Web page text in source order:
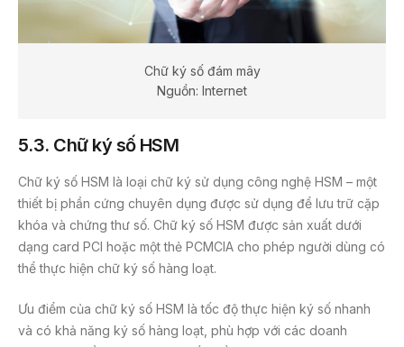
Chữ ký số đám mây
Nguồn: Internet
5.3. Chữ ký số HSM
Chữ ký số HSM là loại chữ ký sử dụng công nghệ HSM – một
thiết bị phần cứng chuyên dụng được sử dụng để lưu trữ cặp
khóa và chứng thư số. Chữ ký số HSM được sản xuất dưới
dạng card PCI hoặc một thẻ PCMCIA cho phép người dùng có
thể thực hiện chữ ký số hàng loạt.
Ưu điểm của chữ ký số HSM là tốc độ thực hiện ký số nhanh
và có khả năng ký số hàng loạt, phù hợp với các doanh